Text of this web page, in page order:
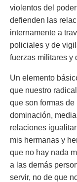
violentos del
defienden las
internamente a
policiales y de
fuerzas militares y
Un elemento
que nuestro
que son formas
dominación,
relaciones
mis hermanas y
que no hay nada
a las demás
servir, no de que